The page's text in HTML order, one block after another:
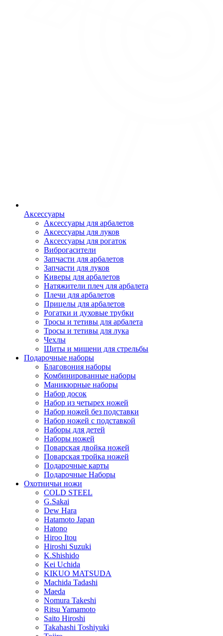
Аксессуары
Аксессуары для арбалетов
Аксессуары для луков
Аксессуары для рогаток
Виброгасители
Запчасти для арбалетов
Запчасти для луков
Киверы для арбалетов
Натяжители плеч для арбалета
Плечи для арбалетов
Прицелы для арбалетов
Рогатки и духовые трубки
Тросы и тетивы для арбалета
Тросы и тетивы для лука
Чехлы
Щиты и мишени для стрельбы
Подарочные наборы
Благовония наборы
Комбинированные наборы
Маникюрные наборы
Набор досок
Набор из четырех ножей
Набор ножей без подставки
Набор ножей с подставкой
Наборы для детей
Наборы ножей
Поварская двойка ножей
Поварская тройка ножей
Подарочные карты
Подарочные Наборы
Охотничьи ножи
COLD STEEL
G.Sakai
Dew Hara
Hatamoto Japan
Hatono
Hiroo Itou
Hiroshi Suzuki
K.Shishido
Kei Uchida
KIKUO MATSUDA
Machida Tadashi
Maeda
Nomura Takeshi
Ritsu Yamamoto
Saito Hiroshi
Takahashi Toshiyuki